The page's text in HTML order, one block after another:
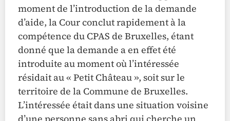
moment de l’introduction de la demande
d’aide, la Cour conclut rapidement à la
compétence du CPAS de Bruxelles, étant
donné que la demande a en effet été
introduite au moment où l’intéressée
résidait au « Petit Château », soit sur le
territoire de la Commune de Bruxelles.
L’intéressée était dans une situation voisine